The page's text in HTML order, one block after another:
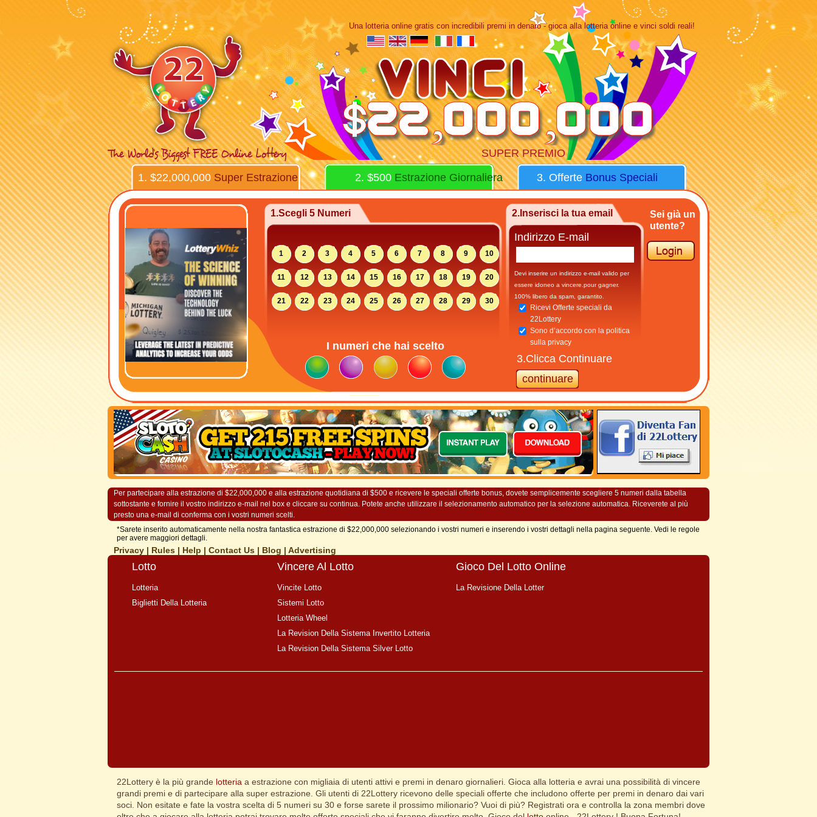
Una lotteria online gratis con incredibili premi in denaro - gioca alla lotteria online e vinci soldi reali!
SUPER PREMIO
1. $22,000,000 Super Estrazione 2. $500 Estrazione Giornaliera 3. Offerte Bonus Speciali
1.Scegli 5 Numeri
1 2 3 4 5 6 7 8 9 10
11 12 13 14 15 16 17 18 19 20
21 22 23 24 25 26 27 28 29 30
I numeri che hai scelto
2.Inserisci la tua email
Indirizzo E-mail
Devi inserire un indirizzo e-mail valido per
essere idoneo a vincere.pour gagner.
100% libero da spam, garantito.
Ricevi Offerte speciali da
22Lottery
Sono d’accordo con la politica
sulla privacy
3.Clicca Continuare
Sei già un
utente?
Per partecipare alla estrazione di $22,000,000 e alla estrazione quotidiana di $500 e ricevere le speciali offerte bonus, dovete semplicemente scegliere 5 numeri dalla tabella
sottostante e fornire il vostro indirizzo e-mail nel box e cliccare su continua. Potete anche utilizzare il selezionamento automatico per la selezione automatica. Riceverete al più
presto una e-mail di conferma con i vostri numeri scelti.
*Sarete inserito automaticamente nella nostra fantastica estrazione di $22,000,000 selezionando i vostri numeri e inserendo i vostri dettagli nella pagina seguente. Vedi le regole
per avere maggiori dettagli.
Privacy | Rules | Help | Contact Us | Blog | Advertising
Lotto Vincere Al Lotto Gioco Del Lotto Online
Lotteria
Biglietti Della Lotteria
Vincite Lotto
Sistemi Lotto
Lotteria Wheel
La Revision Della Sistema Invertito Lotteria
La Revision Della Sistema Silver Lotto
La Revisione Della Lotter
22Lottery è la più grande lotteria a estrazione con migliaia di utenti attivi e premi in denaro giornalieri. Gioca alla lotteria e avrai una possibilità di vincere
grandi premi e di partecipare alla super estrazione. Gli utenti di 22Lottery ricevono delle speciali offerte che includono offerte per premi in denaro dai vari
soci. Non esitate e fate la vostra scelta di 5 numeri su 30 e forse sarete il prossimo milionario? Vuoi di più? Registrati ora e controlla la zona membri dove